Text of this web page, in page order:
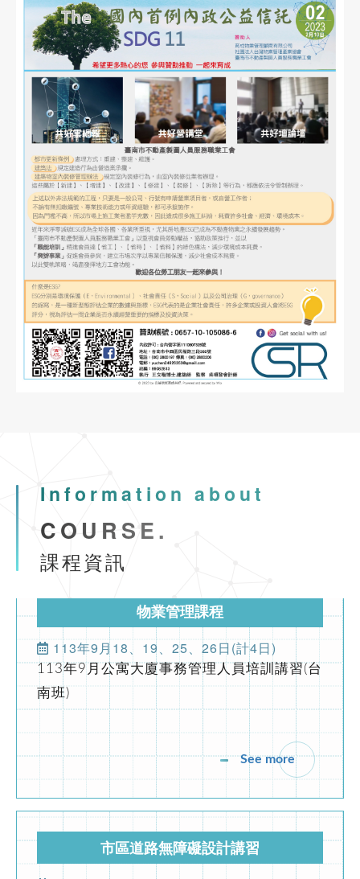
公寓大廈事務管理人員培訓講習高雄班
2024-03-06 協會公告
113年度下半年產投課程
2024-04-24 協會公告
社區住戶規約及管理費制定實務班第01期(高雄班)
2024-05-01 協會公告
市區道路無障礙設計講習
2023-12-10 協會公告
公益講座-建照抽查缺失與錯誤態樣說明
2022-10-31 業界資訊
臺南市不動產製圖人員服務職業工會徵求會員公告
2023-09-02 協會公告
2024-02-23
防火管理人講習(初訓課程)
2021-09-23 期刊發佈
第196期台灣物業網報發刊囉
2021-09-23 期刊發佈
第195期台灣物業網報發刊囉
Information about
COURSE.
課程資訊
See more
物業管理課程
113年9月9~12日
113/9/9~12公寓大廈事務管理人員培訓講習
(高雄班)
See more
物業管理課程
市區道路無障礙設計講習
113年8月26-27日
市區道路無障礙設計講習(初訓)臺南班
See more
產投補助課程
113/08/26 ~ 113/10/16